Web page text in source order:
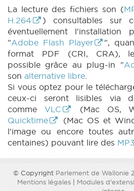
La lecture des fichiers son (
H.264
) consultables sur
éventuellement l'installation
"Adobe Flash Player
",
format PDF (CRI, CRA),
possible grâce au plug-in "
son alternative libre.
Si vous optez pour le
ceux-ci seront lisibles via
comme VLC
(Mac OS,
Quicktime
(Mac OS et
l'image ou encore toutes
centaines) pouvant lire des MP3
© Copyright Parlement de Wallonie
Mentions légales| Modules